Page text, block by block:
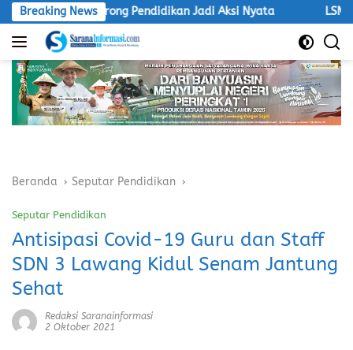
Langsung
ke
konten
Breaking News
Unsri, Dorong Pendidikan Jadi Aksi Nyata LSM
Beranda Seputar Pendidikan
Seputar Pendidikan
Antisipasi Covid-19 Guru dan Staff
SDN 3 Lawang Kidul Senam Jantung
Sehat
Redaksi Saranainformasi
2 Oktober 2021